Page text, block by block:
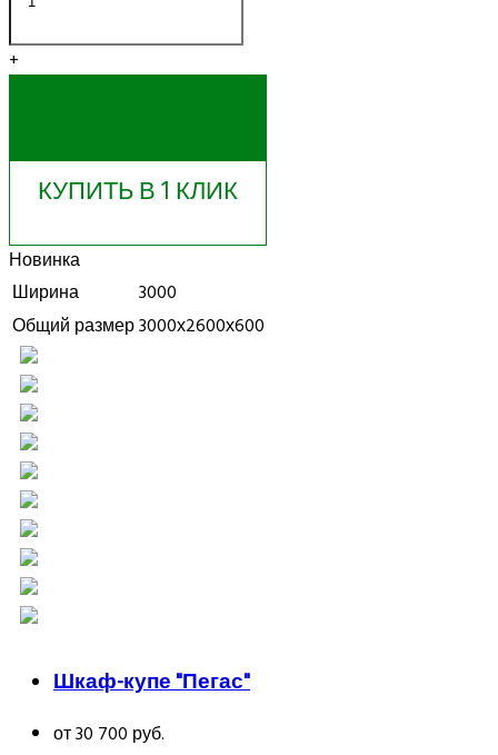
+
КУПИТЬ В 1 КЛИК
Новинка
Ширина
3000
Общий размер3000х2600х600
Шкаф-купе "Пегас"
от 30 700 руб.